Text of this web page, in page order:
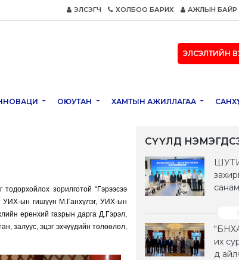
ЭЛСЭГЧ ХОЛБОО БАРИХ АЖЛЫН БАЙР
ЭЛСЭЛТИЙН
ОЮУТАН ХАМТЫН АЖИЛЛАГАА
зорилготой “Гэрээсээ
УИХ-ын гишүүн М.Ганхүлэг, УИХ-ын
ерөнхий газрын дарга Д.Гэрэл,
залуус, эцэг эхчүүдийн төлөөлөл,
СҮҮЛД
их
д